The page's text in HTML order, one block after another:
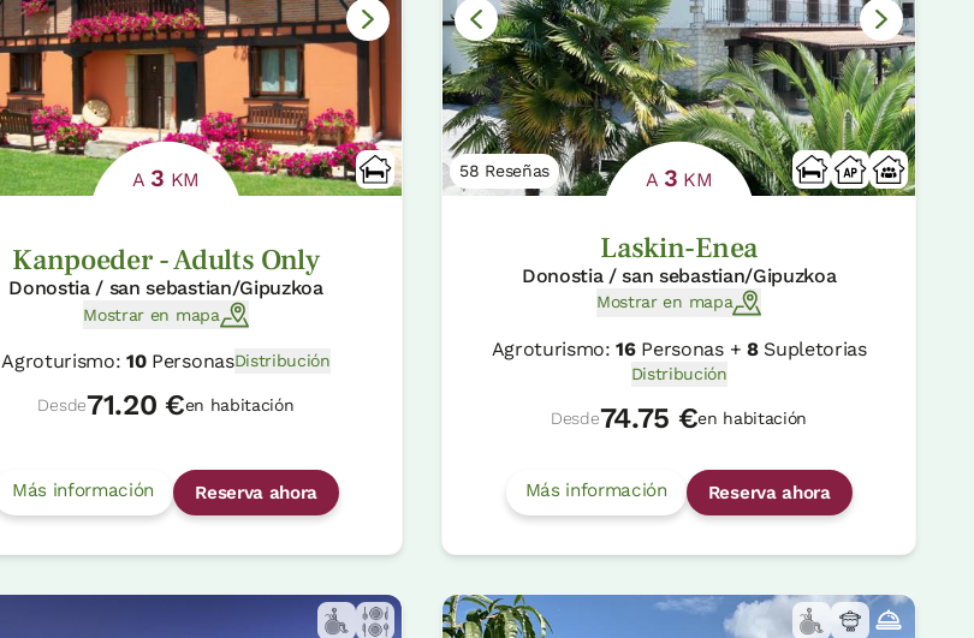
A 3 KM
Kanpoeder - Adults Only
Donostia / san sebastian/Gipuzkoa
Mostrar en mapa
Agroturismo:10PersonasDistribución
Desde71.20 €en habitación
Más información Reserva ahora
58 Reseñas A 3 KM
Laskin-Enea
Donostia / san sebastian/Gipuzkoa
Mostrar en mapa
Agroturismo:16Personas + 8Supletorias
Distribución
Desde74.75 €en habitación
Más información Reserva ahora